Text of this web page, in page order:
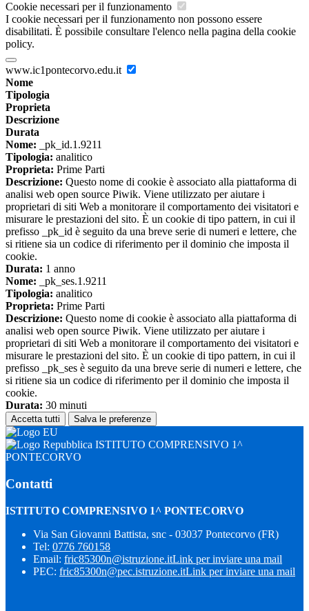
Cookie necessari per il funzionamento
I cookie necessari per il funzionamento non possono essere
disabilitati. È possibile consultare l'elenco nella pagina della cookie
policy.
www.ic1pontecorvo.edu.it
Nome
Tipologia
Proprieta
Descrizione
Durata
Nome: _pk_id.1.9211
Tipologia: analitico
Proprieta: Prime Parti
Descrizione: Questo nome di cookie è associato alla piattaforma di
analisi web open source Piwik. Viene utilizzato per aiutare i
proprietari di siti Web a monitorare il comportamento dei visitatori e
misurare le prestazioni del sito. È un cookie di tipo pattern, in cui il
prefisso _pk_id è seguito da una breve serie di numeri e lettere, che
si ritiene sia un codice di riferimento per il dominio che imposta il
cookie.
Durata: 1 anno
Nome: _pk_ses.1.9211
Tipologia: analitico
Proprieta: Prime Parti
Descrizione: Questo nome di cookie è associato alla piattaforma di
analisi web open source Piwik. Viene utilizzato per aiutare i
proprietari di siti Web a monitorare il comportamento dei visitatori e
misurare le prestazioni del sito. È un cookie di tipo pattern, in cui il
prefisso _pk_ses è seguito da una breve serie di numeri e lettere, che
si ritiene sia un codice di riferimento per il dominio che imposta il
cookie.
Durata: 30 minuti
Accetta tutti Salva le preferenze
ISTITUTO COMPRENSIVO 1^
PONTECORVO
Contatti
ISTITUTO COMPRENSIVO 1^ PONTECORVO
Via San Giovanni Battista, snc - 03037 Pontecorvo (FR)
Tel: 0776 760158
Email: fric85300n@istruzione.itLink per inviare una mail
PEC: fric85300n@pec.istruzione.itLink per inviare una mail